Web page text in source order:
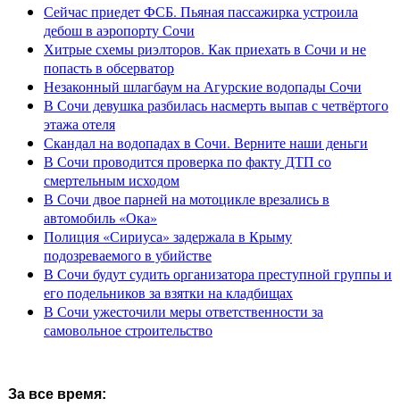
Сейчас приедет ФСБ. Пьяная пассажирка устроила
дебош в аэропорту Сочи
Хитрые схемы риэлторов. Как приехать в Сочи и не
попасть в обсерватор
Незаконный шлагбаум на Агурские водопады Сочи
В Сочи девушка разбилась насмерть выпав с четвёртого
этажа отеля
Скандал на водопадах в Сочи. Верните наши деньги
В Сочи проводится проверка по факту ДТП со
смертельным исходом
В Сочи двое парней на мотоцикле врезались в
автомобиль «Ока»
Полиция «Сириуса» задержала в Крыму
подозреваемого в убийстве
В Сочи будут судить организатора преступной группы и
его подельников за взятки на кладбищах
В Сочи ужесточили меры ответственности за
самовольное строительство
За все время: